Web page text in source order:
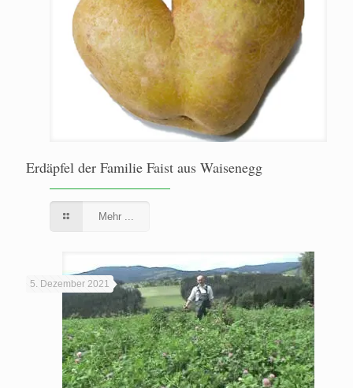
Erdäpfel der Familie Faist aus Waisenegg
Mehr ...
5. Dezember 2021